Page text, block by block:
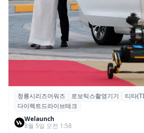
청룡시리즈어워즈 레드카펫
형 이족 보행 로봇 ‘티타(TITA)’
청룡시리즈어워즈 로보틱스촬영기기
티타
다이렉트드라이브테크
Welaunch
8월 5일 오전 1:58